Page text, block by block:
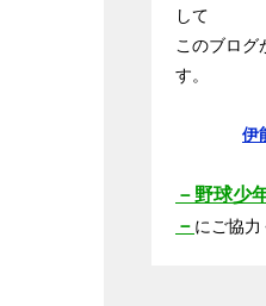
して
このブログ
す。
伊
－野球少
－ にご協力